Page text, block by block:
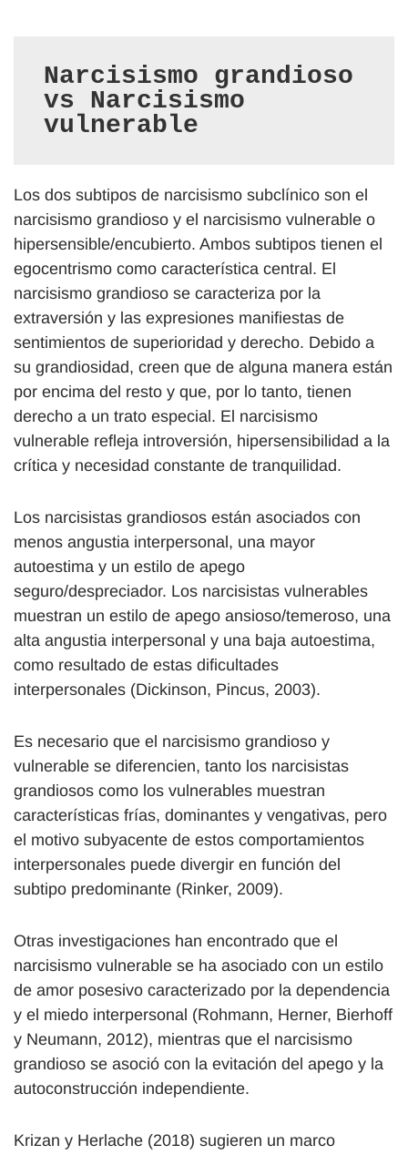
Narcisismo grandioso
vs Narcisismo
vulnerable
Los dos subtipos de narcisismo subclínico son el
narcisismo grandioso y el narcisismo vulnerable o
hipersensible/encubierto. Ambos subtipos tienen el
egocentrismo como característica central. El
narcisismo grandioso se caracteriza por la
extraversión y las expresiones manifiestas de
sentimientos de superioridad y derecho. Debido a
su grandiosidad, creen que de alguna manera están
por encima del resto y que, por lo tanto, tienen
derecho a un trato especial. El narcisismo
vulnerable refleja introversión, hipersensibilidad a la
crítica y necesidad constante de tranquilidad.
Los narcisistas grandiosos están asociados con
menos angustia interpersonal, una mayor
autoestima y un estilo de apego
seguro/despreciador. Los narcisistas vulnerables
muestran un estilo de apego ansioso/temeroso, una
alta angustia interpersonal y una baja autoestima,
como resultado de estas dificultades
interpersonales (Dickinson, Pincus, 2003).
Es necesario que el narcisismo grandioso y
vulnerable se diferencien, tanto los narcisistas
grandiosos como los vulnerables muestran
características frías, dominantes y vengativas, pero
el motivo subyacente de estos comportamientos
interpersonales puede divergir en función del
subtipo predominante (Rinker, 2009).
Otras investigaciones han encontrado que el
narcisismo vulnerable se ha asociado con un estilo
de amor posesivo caracterizado por la dependencia
y el miedo interpersonal (Rohmann, Herner, Bierhoff
y Neumann, 2012), mientras que el narcisismo
grandioso se asoció con la evitación del apego y la
autoconstrucción independiente.
Krizan y Herlache (2018) sugieren un marco